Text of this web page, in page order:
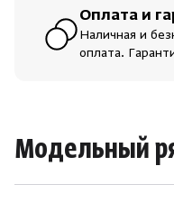
Оплата и
Наличная и
оплата.
Модельный